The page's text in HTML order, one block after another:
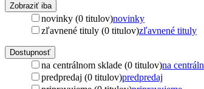
Zobraziť iba
novinky (0 titulov)novinky
zľavnené tituly (0 titulov)zľavnené tituly
Dostupnosť
na centrálnom sklade (0 titulov)na
predpredaj (0 titulov)predpredaj